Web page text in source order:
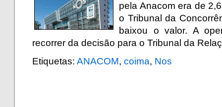
pela Anacom era de
o Tribunal da
baixou o valor. A
recorrer da decisão para o Tribunal da
Etiquetas: ANACOM, coima, Nos